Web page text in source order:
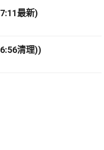
最新)
清理))